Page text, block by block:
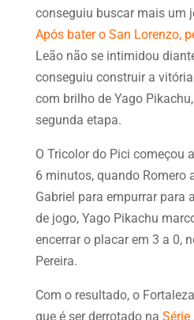
conseguiu buscar mais um
Após bater o San Lorenzo,
Leão não se intimidou
conseguiu construir a
com brilho de Yago
segunda etapa.
O Tricolor do Pici começou
6 minutos, quando Romero
Gabriel para empurrar para
de jogo, Yago Pikachu
encerrar o placar em 3 a 0,
Pereira.
Com o resultado, o
que é ser derrotado na Série